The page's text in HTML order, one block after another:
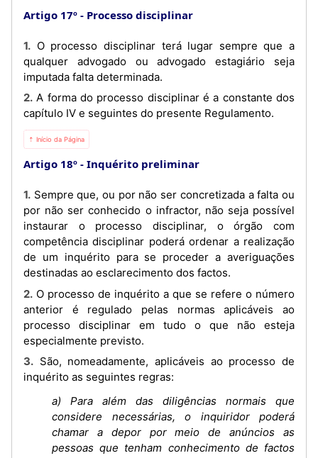
Artigo 17º
Processo disciplinar
1. O processo disciplinar terá lugar sempre que a
qualquer advogado ou advogado estagiário seja
imputada falta determinada.
2. A forma do processo disciplinar é a constante dos
capítulo IV e seguintes do presente Regulamento.
⇡ Início da Página
Artigo 18º Inquérito preliminar
1. Sempre que, ou por não ser concretizada a falta ou
por não ser conhecido o infractor, não seja possível
instaurar o processo disciplinar, o órgão com
competência disciplinar poderá ordenar a realização
de um inquérito para se proceder a averiguações
destinadas ao esclarecimento dos factos.
2. O processo de inquérito a que se refere o número
anterior é regulado pelas normas aplicáveis ao
processo disciplinar em tudo o que não esteja
especialmente previsto.
3. São, nomeadamente, aplicáveis ao processo de
inquérito as seguintes regras:
a) Para além das diligências normais que
considere necessárias, o inquiridor poderá
chamar a depor por meio de anúncios as
pessoas que tenham conhecimento de factos